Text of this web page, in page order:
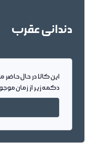
دندانی عقرب
این کالا در حال
دکمه زیر از زمان